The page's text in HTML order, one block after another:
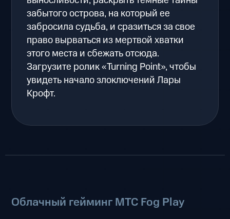
забытого острова, на который ее
забросила судьба, и сразиться за свое
право вырваться из мертвой хватки
этого места и сбежать отсюда.
Загрузите ролик «Turning Point», чтобы
увидеть начало злоключений Лары
Крофт.
Облачный гейминг МТС Fog Play